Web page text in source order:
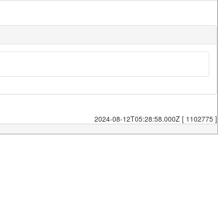
2024-08-12T05:28:58.000Z [ 1102775 ]